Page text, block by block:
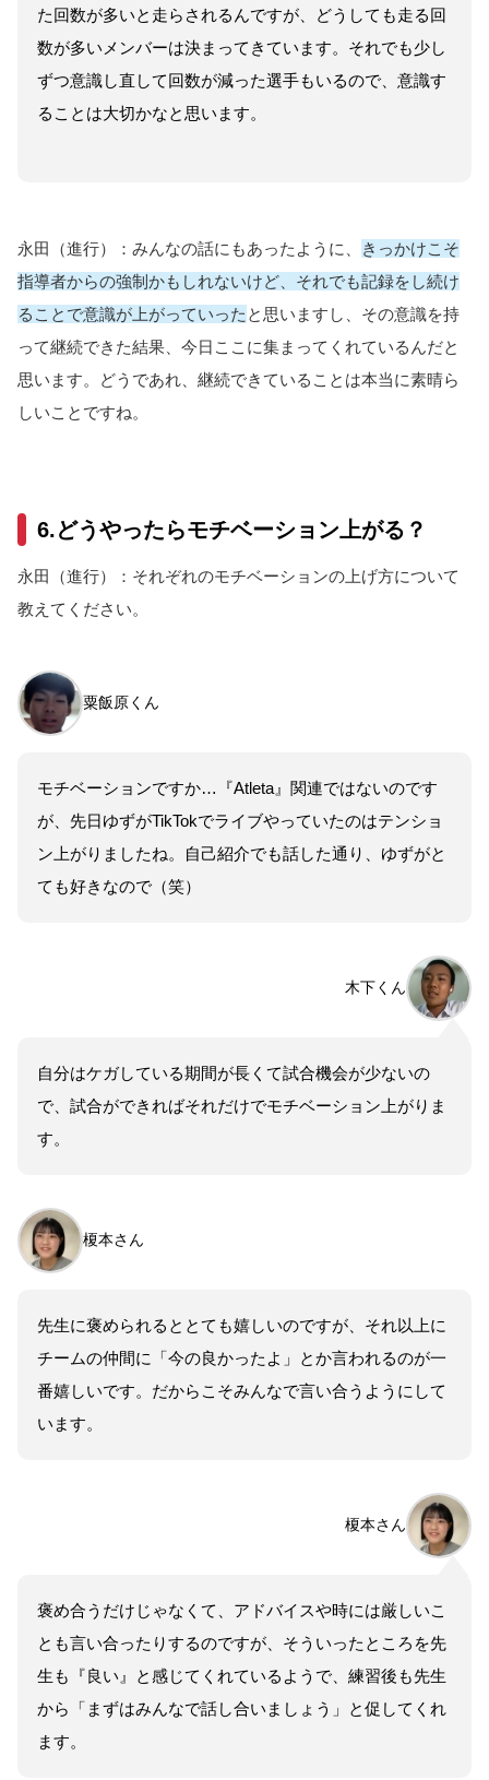
た回数が多いと走らされるんですが、どうしても走る回
数が多いメンバーは決まってきています。それでも少し
ずつ意識し直して回数が減った選手もいるので、意識す
ることは大切かなと思います。
永田（進行）：みんなの話にもあったように、
きっかけこそ
指導者からの強制かもしれないけど、それでも記録をし続け
ることで意識が上がっていった と思いますし、その意識を持
って継続できた結果、今日ここに集まってくれているんだと
思います。どうであれ、継続できていることは本当に素晴ら
しいことですね。
6.どうやったらモチベーション上がる？
永田（進行）：それぞれのモチベーションの上げ方について
教えてください。
モチベーションですか…『Atleta』関連ではないのです
が、先日ゆずがTikTokでライブやっていたのはテンショ
ン上がりましたね。自己紹介でも話した通り、ゆずがと
ても好きなので（笑）
粟飯原くん
自分はケガしている期間が長くて試合機会が少ないの
で、試合ができればそれだけでモチベーション上がりま
す。
木下くん
先生に褒められるととても嬉しいのですが、それ以上に
チームの仲間に「今の良かったよ」とか言われるのが一
番嬉しいです。だからこそみんなで言い合うようにして
います。
榎本さん
褒め合うだけじゃなくて、アドバイスや時には厳しいこ
とも言い合ったりするのですが、そういったところを先
生も『良い』と感じてくれているようで、練習後も先生
から「まずはみんなで話し合いましょう」と促してくれ
ます。
榎本さん